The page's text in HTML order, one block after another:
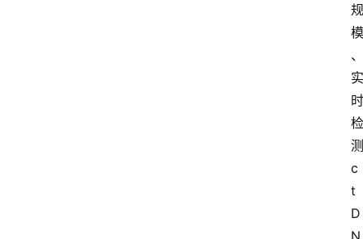
规
模
、
实
时
检
测
c
t
D
N